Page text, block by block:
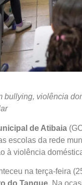
bullying, violência
de Atibaia
escolas da rede
à violência
na terça-feira